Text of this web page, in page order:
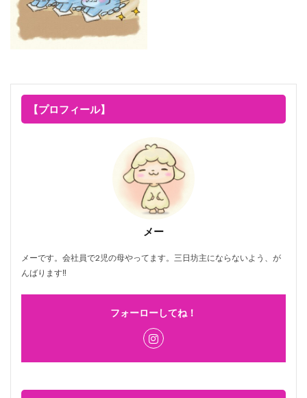
【プロフィール】
メー
メーです。会社員で2児の母やってます。三日坊主にならないよう、が
んばります‼
フォーローしてね！